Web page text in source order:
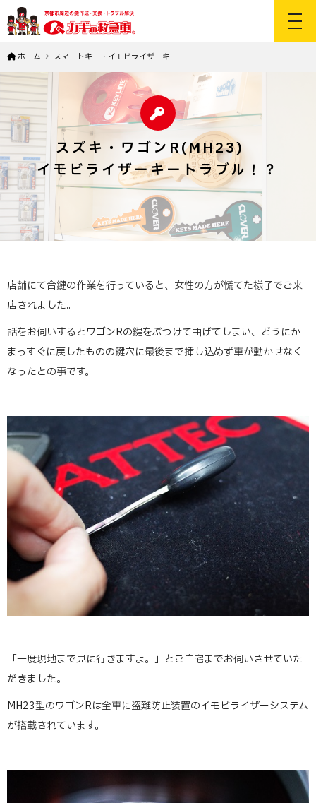
ホーム スマートキー・イモビライザーキー
スズキ・ワゴンR(MH23)
イモビライザーキートラブル！？
店舗にて合鍵の作業を行っていると、女性の方が慌てた様子でご来
店されました。
話をお伺いするとワゴンRの鍵をぶつけて曲げてしまい、どうにか
まっすぐに戻したものの鍵穴に最後まで挿し込めず車が動かせなく
なったとの事です。
「一度現地まで見に行きますよ。」とご自宅までお伺いさせていた
だきました。
MH23型のワゴンRは全車に盗難防止装置のイモビライザーシステム
が搭載されています。